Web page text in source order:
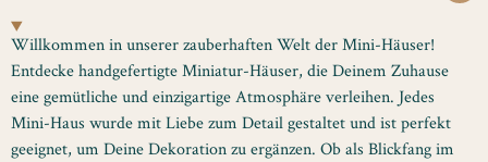
Willkommen in unserer zauberhaften Welt der Mini-Häuser!
Entdecke handgefertigte Miniatur-Häuser, die Deinem Zuhause
eine gemütliche und einzigartige Atmosphäre verleihen. Jedes
Mini-Haus wurde mit Liebe zum Detail gestaltet und ist perfekt
geeignet, um Deine Dekoration zu ergänzen. Ob als Blickfang im